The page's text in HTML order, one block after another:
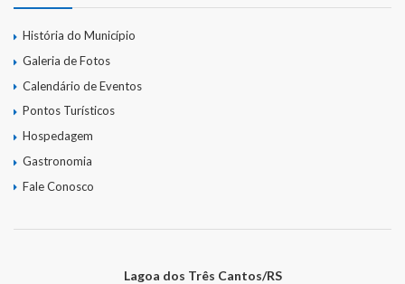
História do Município
Galeria de Fotos
Calendário de Eventos
Pontos Turísticos
Hospedagem
Gastronomia
Fale Conosco
Lagoa dos Três Cantos/RS